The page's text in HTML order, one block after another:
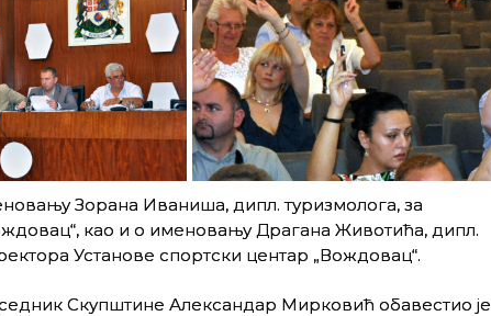
Зорана Иваниша, дипл. туризмолога, за
као и о именовању Драгана Животића, дипл.
Установе спортски центар „Вождовац“.
Скупштине Александар Мирковић обавестио је